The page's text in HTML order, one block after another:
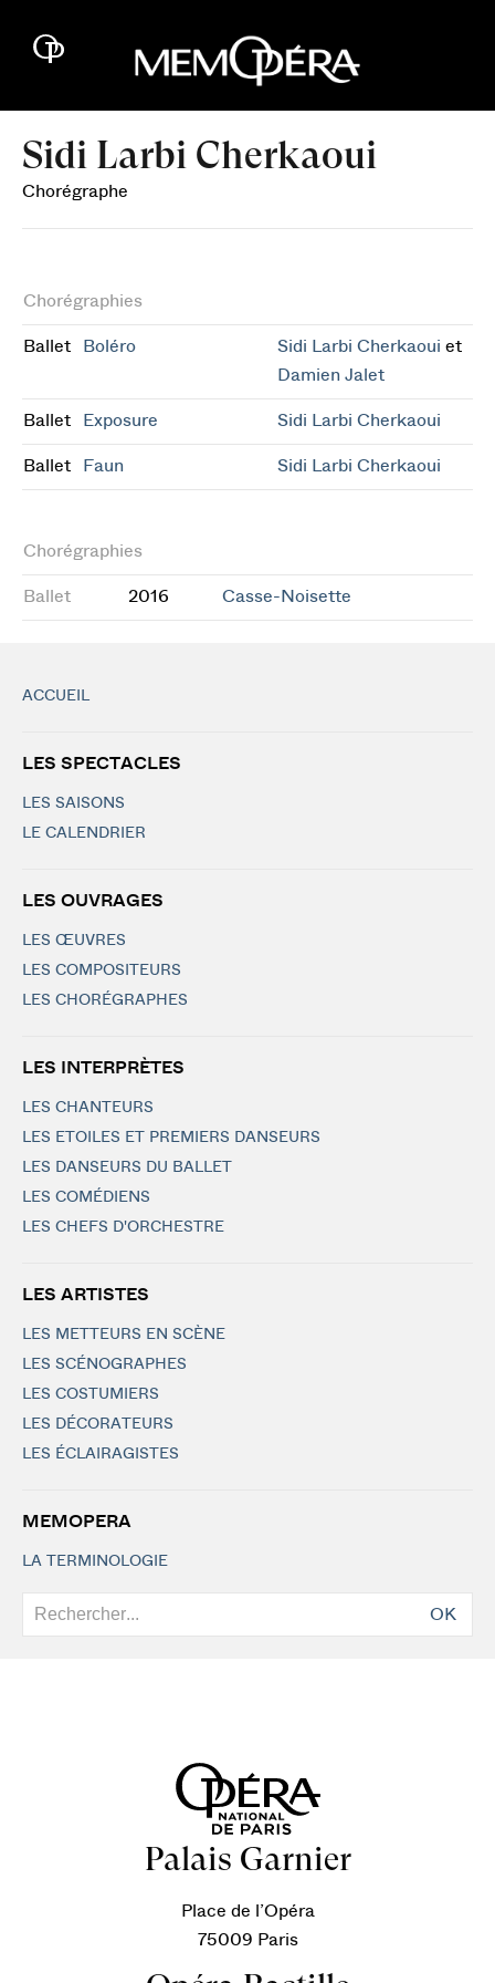
Sidi Larbi Cherkaoui
Chorégraphe
Chorégraphies
Ballet Boléro Sidi Larbi Cherkaoui et
Damien Jalet
Ballet Exposure Sidi Larbi Cherkaoui
Ballet Faun Sidi Larbi Cherkaoui
Chorégraphies
Ballet 2016 Casse-Noisette
ACCUEIL
LES SPECTACLES
LES SAISONS
LE CALENDRIER
LES OUVRAGES
LES ŒUVRES
LES COMPOSITEURS
LES CHORÉGRAPHES
LES INTERPRÈTES
LES CHANTEURS
LES ETOILES ET PREMIERS DANSEURS
LES DANSEURS DU BALLET
LES COMÉDIENS
LES CHEFS D'ORCHESTRE
LES ARTISTES
LES METTEURS EN SCÈNE
LES SCÉNOGRAPHES
LES COSTUMIERS
LES DÉCORATEURS
LES ÉCLAIRAGISTES
MEMOPERA
LA TERMINOLOGIE
OK
Palais Garnier
Place de l’Opéra
75009 Paris